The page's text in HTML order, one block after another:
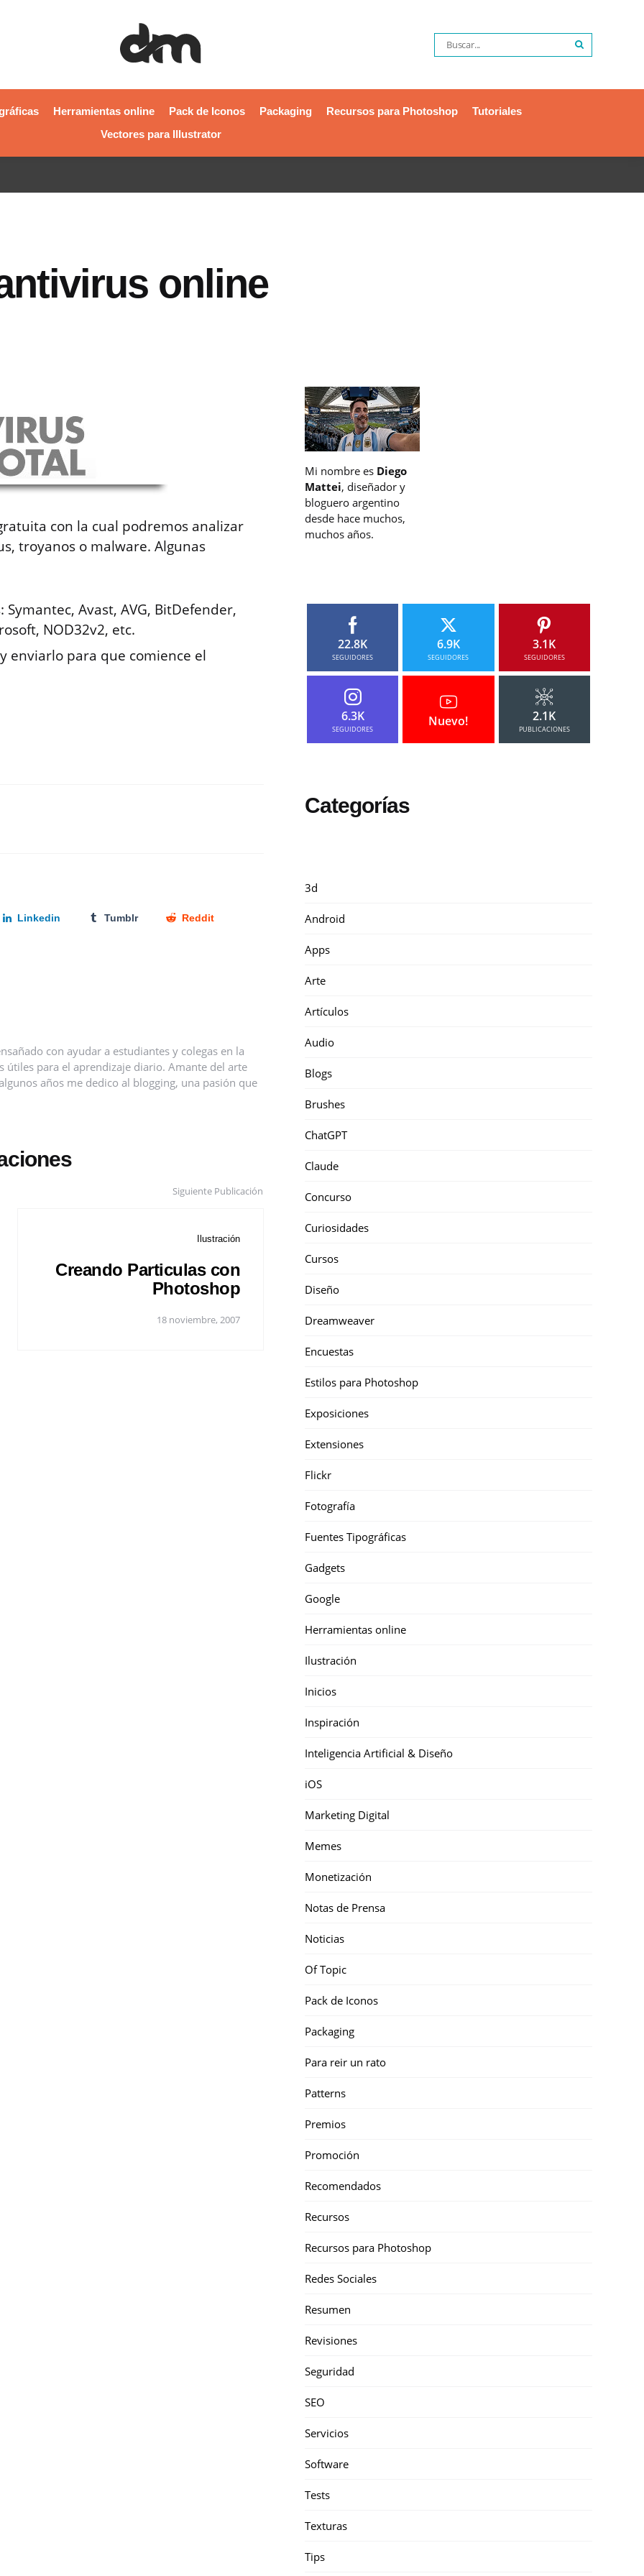
Herramientas online Pack de Iconos Packaging Recursos para Photoshop
Tutoriales
Vectores para Illustrator
online
con la cual podremos analizar
troyanos o malware. Algunas
Avast, AVG, BitDefender,
NOD32v2, etc.
enviarlo para que comience el
Linkedin Tumblr Reddit
con ayudar a estudiantes y colegas en la
útiles para el aprendizaje diario. Amante del arte
años me dedico al blogging, una pasión que
Siguiente Publicación
Ilustración
Creando Particulas con
Photoshop
18 noviembre, 2007
Mi nombre es Diego
Mattei, diseñador y
bloguero argentino
desde hace muchos,
muchos años.
22.8K
SEGUIDORES
6.9K
SEGUIDORES
3.1K
SEGUIDORES
6.3K
SEGUIDORES
Nuevo! 2.1K
PUBLICACIONES
Categorías
3d
Android
Apps
Arte
Artículos
Audio
Blogs
Brushes
ChatGPT
Claude
Concurso
Curiosidades
Cursos
Diseño
Dreamweaver
Encuestas
Estilos para Photoshop
Exposiciones
Extensiones
Flickr
Fotografía
Fuentes Tipográficas
Gadgets
Google
Herramientas online
Ilustración
Inicios
Inspiración
Inteligencia Artificial & Diseño
iOS
Marketing Digital
Memes
Monetización
Notas de Prensa
Noticias
Of Topic
Pack de Iconos
Packaging
Para reir un rato
Patterns
Premios
Promoción
Recomendados
Recursos
Recursos para Photoshop
Redes Sociales
Resumen
Revisiones
Seguridad
SEO
Servicios
Software
Tests
Texturas
Tips